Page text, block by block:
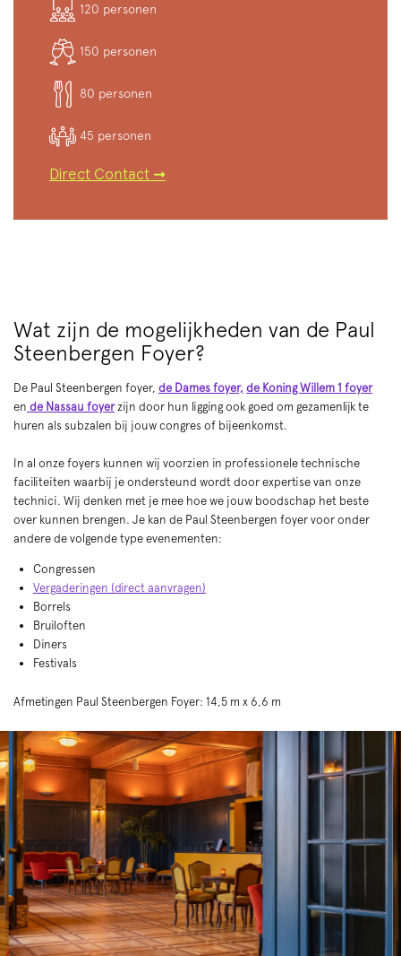
120 personen
150 personen
80 personen
45 personen
Direct Contact ➞
Wat zijn de mogelijkheden van de Paul
Steenbergen Foyer?
De Paul Steenbergen foyer, de Dames foyer, de Koning Willem 1 foyer
en de Nassau foyerzijn door hun ligging ook goed om gezamenlijk te
huren als subzalen bij jouw congres of bijeenkomst.
In al onze foyers kunnen wij voorzien in professionele technische
faciliteiten waarbij je ondersteund wordt door expertise van onze
technici. Wij denken met je mee hoe we jouw boodschap het beste
over kunnen brengen. Je kan de Paul Steenbergen foyer voor onder
andere de volgende type evenementen:
Congressen
Vergaderingen (direct aanvragen)
Borrels
Bruiloften
Diners
Festivals
Afmetingen Paul Steenbergen Foyer: 14,5 m x 6,6 m
Overslaan